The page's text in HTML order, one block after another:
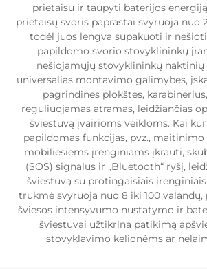
prietaisu ir taupyti baterijos
prietaisų svoris paprastai svyruoja nuo
todėl juos lengva supakuoti ir
papildomo svorio stovyklininkų
nešiojamųjų stovyklininkų
universalias montavimo galimybes,
pagrindines plokštes,
reguliuojamas atramas, leidžiančias
šviestuvą įvairioms veikloms. Kai
papildomas funkcijas, pvz.,
mobiliesiems įrenginiams įkrauti,
(SOS) signalus ir „Bluetooth“ ryšį,
šviestuvą su protingaisiais
trukmė svyruoja nuo 8 iki 100
šviesos intensyvumo nustatymo ir
šviestuvai užtikrina patikimą
stovyklavimo kelionėms ar